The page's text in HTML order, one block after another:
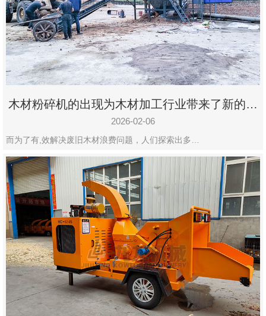
木材粉碎机的出现为木材加工行业带来了新的变
化
2026-02-06
而为了有,效解决废旧木材浪费问题，人们探索出多…